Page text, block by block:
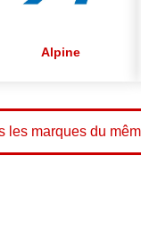
Alpine
les marques du